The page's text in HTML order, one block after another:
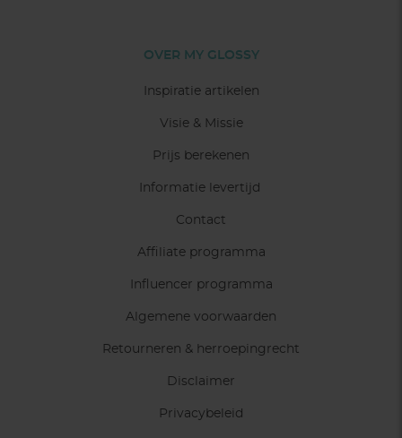
OVER MY GLOSSY
Inspiratie artikelen
Visie & Missie
Prijs berekenen
Informatie levertijd
Contact
Affiliate programma
Influencer programma
Algemene voorwaarden
Retourneren & herroepingrecht
Disclaimer
Privacybeleid